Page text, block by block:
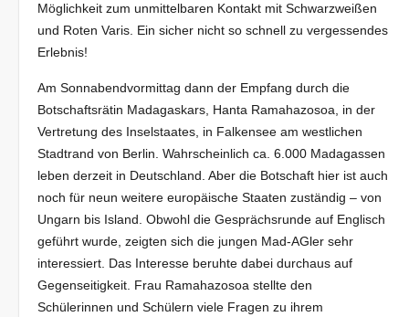
Möglichkeit zum unmittelbaren Kontakt mit Schwarzweißen
und Roten Varis. Ein sicher nicht so schnell zu vergessendes
Erlebnis!
Am Sonnabendvormittag dann der Empfang durch die
Botschaftsrätin Madagaskars, Hanta Ramahazosoa, in der
Vertretung des Inselstaates, in Falkensee am westlichen
Stadtrand von Berlin. Wahrscheinlich ca. 6.000 Madagassen
leben derzeit in Deutschland. Aber die Botschaft hier ist auch
noch für neun weitere europäische Staaten zuständig – von
Ungarn bis Island. Obwohl die Gesprächsrunde auf Englisch
geführt wurde, zeigten sich die jungen Mad-AGler sehr
interessiert. Das Interesse beruhte dabei durchaus auf
Gegenseitigkeit. Frau Ramahazosoa stellte den
Schülerinnen und Schülern viele Fragen zu ihrem